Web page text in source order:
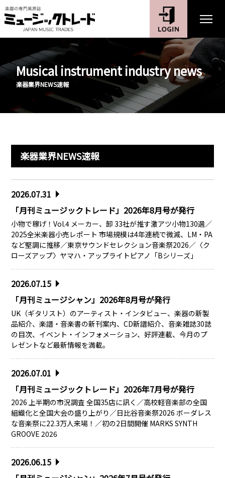
Musical instrument industry news
楽器業界NEWS速報
楽器業界NEWS速報
2026.07.31
「月刊ミュージックトレード」2026年8月号が発行
小物で稼げ！Vol.4 メーカー、卸 33社が推す激アツ小物130選／
2025全米楽器小売レポート 市場規模は4年連続で微減、LM・PA
など堅調に推移／東京サウンドセレクション音楽祭2026／〈ク
ローズアップ〉ヤマハ・アップライトピアノ「Bシリーズ」
2026.07.15
「月刊ミュージシャン」2026年8月号が発行
UK（ギタリスト）のアーティスト・インタビュー、楽器の新製
品紹介、楽譜・音楽書の新刊案内、CD新譜紹介、音楽雑誌30誌
の目次、イベント・インフォメーション、好評連載、今月のプ
レゼントなど最新情報を満載。
2026.07.01
「月刊ミュージックトレード」2026年7月号が発行
2026 上半期の市況調査 全国35店に訊く／高校軽音楽部の全国
組織化と全国大会の盛り上がり／日比谷音楽祭2026 ボーダレス
な音楽祭に22.3万人来場！／初の2日間開催 MARKS SYNTH
GROOVE 2026
2026.06.15